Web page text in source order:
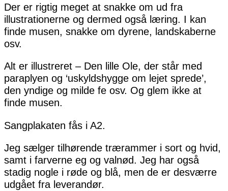
Der er rigtig meget at snakke om ud fra
illustrationerne og dermed også læring. I kan
finde musen, snakke om dyrene, landskaberne
osv.
Alt er illustreret – Den lille Ole, der står med
paraplyen og ‘uskyldshygge om lejet sprede’,
den yndige og milde fe osv. Og glem ikke at
finde musen.
Sangplakaten fås i A2.
Jeg sælger tilhørende trærammer i sort og hvid,
samt i farverne eg og valnød. Jeg har også
stadig nogle i røde og blå, men de er desværre
udgået fra leverandør.